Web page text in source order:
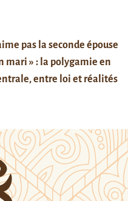
pas la seconde épouse
mari » : la polygamie en
entre loi et réalités